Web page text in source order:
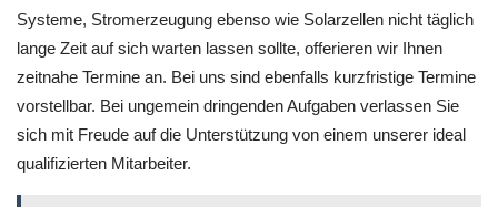
Systeme, Stromerzeugung ebenso wie Solarzellen nicht täglich
lange Zeit auf sich warten lassen sollte, offerieren wir Ihnen
zeitnahe Termine an. Bei uns sind ebenfalls kurzfristige Termine
vorstellbar. Bei ungemein dringenden Aufgaben verlassen Sie
sich mit Freude auf die Unterstützung von einem unserer ideal
qualifizierten Mitarbeiter.